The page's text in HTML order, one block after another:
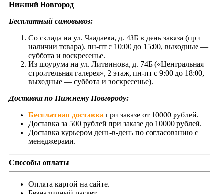
Нижний Новгород
Бесплатный самовывоз:
Со склада на ул. Чаадаева, д. 43Б в день заказа (при
наличии товара). пн-пт с 10:00 до 15:00, выходные —
суббота и воскресенье.
Из шоурума на ул. Литвинова, д. 74Б («Центральная
строительная галерея», 2 этаж, пн-пт с 9:00 до 18:00,
выходные — суббота и воскресенье).
Доставка по Нижнему Новгороду:
Бесплатная доставка при заказе от 10000 рублей.
Доставка за 500 рублей при заказе до 10000 рублей.
Доставка курьером день-в-день по согласованию с
менеджерами.
Способы оплаты
Оплата картой на сайте.